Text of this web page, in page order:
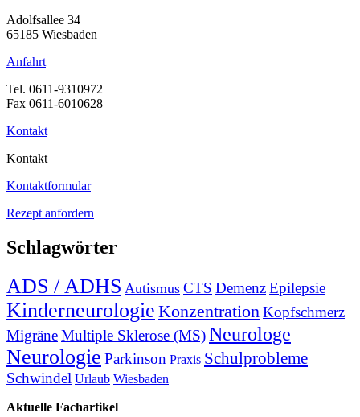
Adolfsallee 34
65185 Wiesbaden
Anfahrt
Tel. 0611-9310972
Fax 0611-6010628
Kontakt
Kontakt
Kontaktformular
Rezept anfordern
Schlagwörter
ADS / ADHS Autismus CTS DemenzEpilepsie
Kinderneurologie Konzentration Kopfschmerz
MigräneMultiple Sklerose (MS)Neurologe
Neurologie Parkinson Praxis Schulprobleme
Schwindel Urlaub Wiesbaden
Aktuelle Fachartikel